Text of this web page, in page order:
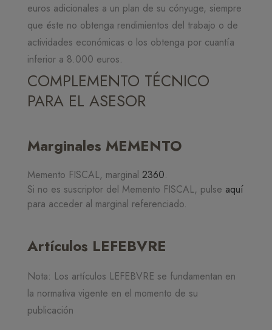
euros adicionales a un plan de su cónyuge, siempre
que éste no obtenga rendimientos del trabajo o de
actividades económicas o los obtenga por cuantía
inferior a 8.000 euros.
COMPLEMENTO TÉCNICO
PARA EL ASESOR
Marginales MEMENTO
Memento FISCAL, marginal 2360.
Si no es suscriptor del Memento FISCAL, pulse aquí
para acceder al marginal referenciado.
Artículos LEFEBVRE
Nota: Los artículos LEFEBVRE se fundamentan en
la normativa vigente en el momento de su
publicación